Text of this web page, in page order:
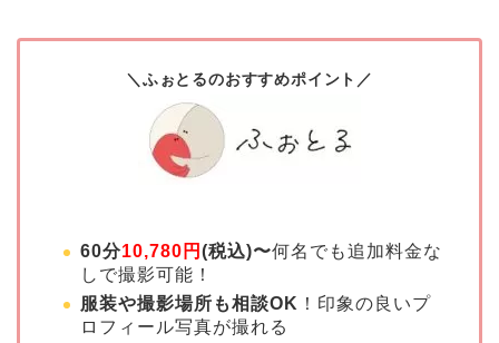
＼ふぉとるのおすすめポイント／
60分10,780円 (税込)〜何名でも追加料金な
しで撮影可能！
服装や撮影場所も相談OK ！印象の良いプ
ロフィール写真が撮れる